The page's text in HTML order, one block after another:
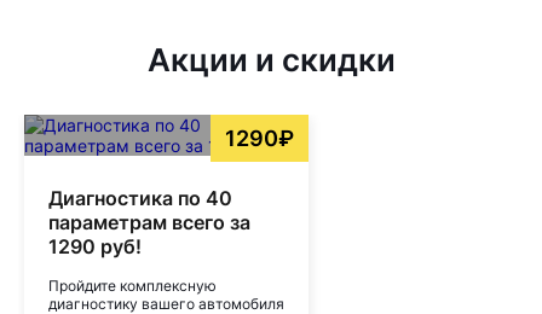
Акции и скидки
1290₽
Диагностика по 40
параметрам всего за
1290 руб!
Пройдите комплексную
диагностику вашего автомобиля